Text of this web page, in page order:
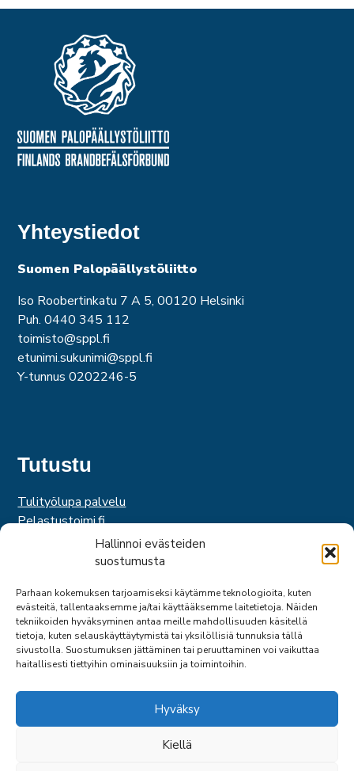
Hallinnoi evästeiden
suostumusta
Parhaan kokemuksen tarjoamiseksi käytämme teknologioita, kuten
evästeitä, tallentaaksemme ja/tai käyttääksemme laitetietoja. Näiden
tekniikoiden hyväksyminen antaa meille mahdollisuuden käsitellä
tietoja, kuten selauskäyttäytymistä tai yksilöllisiä tunnuksia tällä
sivustolla. Suostumuksen jättäminen tai peruuttaminen voi vaikuttaa
haitallisesti tiettyihin ominaisuuksiin ja toimintoihin.
Hyväksy
Kiellä
Yhteystiedot
Suomen Palopäällystöliitto
Iso Roobertinkatu 7 A 5, 00120 Helsinki
Puh. 0440 345 112
toimisto@sppl.fi
etunimi.sukunimi@sppl.fi
Y-tunnus 0202246-5
Tutustu
Tulityölupa palvelu
Pelastustoimi.fi
Hätäkeskuslaitos
Palosuojelurahasto
Suomen Pelastusalan Keskusjärjestö
SPEK
Federation of EUropean Fire Officers